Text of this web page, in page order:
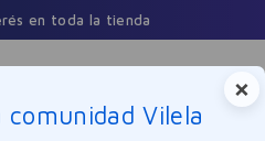
en toda la tienda
×
Vilela